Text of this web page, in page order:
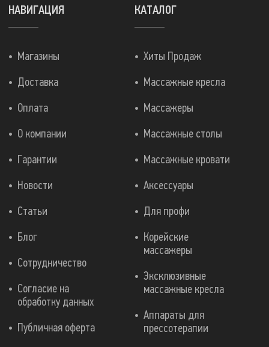
КАТАЛОГ
Хиты Продаж
Массажные кресла
Массажеры
Массажные столы
Массажные кровати
Аксессуары
Для профи
Корейские
массажеры
Эксклюзивные
массажные кресла
Аппараты для
прессотерапии
НАВИГАЦИЯ
Магазины
Доставка
Оплата
О компании
Гарантии
Новости
Статьи
Блог
Сотрудничество
Согласие на
обработку данных
Публичная оферта